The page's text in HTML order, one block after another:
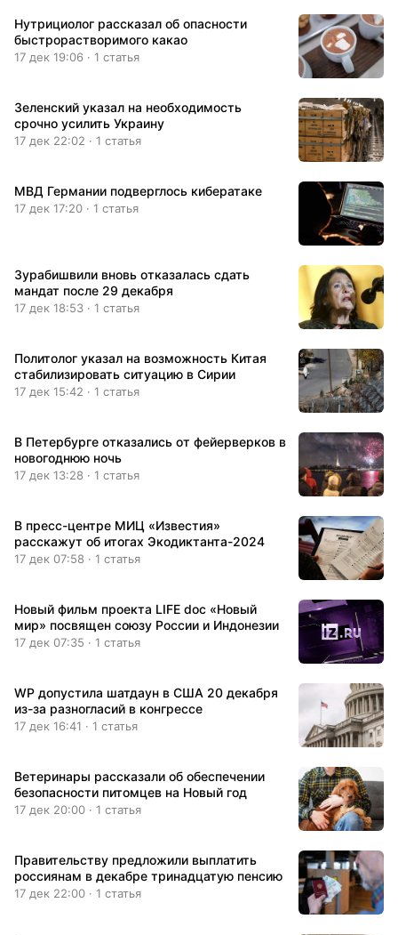
Нутрициолог рассказал об опасности
быстрорастворимого какао
17 дек 19:06 · 1 статья
Зеленский указал на необходимость
срочно усилить Украину
17 дек 22:02 · 1 статья
МВД Германии подверглось кибератаке
17 дек 17:20 · 1 статья
Зурабишвили вновь отказалась сдать
мандат после 29 декабря
17 дек 18:53 · 1 статья
Политолог указал на возможность Китая
стабилизировать ситуацию в Сирии
17 дек 15:42 · 1 статья
В Петербурге отказались от фейерверков в
новогоднюю ночь
17 дек 13:28 · 1 статья
В пресс-центре МИЦ «Известия»
расскажут об итогах Экодиктанта-2024
17 дек 07:58 · 1 статья
Новый фильм проекта LIFE doc «Новый
мир» посвящен союзу России и Индонезии
17 дек 07:35 · 1 статья
WP допустила шатдаун в США 20 декабря
из-за разногласий в конгрессе
17 дек 16:41 · 1 статья
Ветеринары рассказали об обеспечении
безопасности питомцев на Новый год
17 дек 20:00 · 1 статья
Правительству предложили выплатить
россиянам в декабре тринадцатую пенсию
17 дек 22:00 · 1 статья